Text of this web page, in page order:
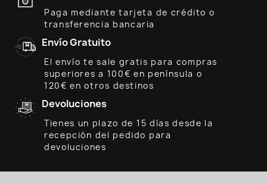
Paga mediante tarjeta de crédito o
transferencia bancaria
Envío Gratuito
El envío te sale gratis para compras
superiores a 100€ en península o
120€ en otros destinos
Devoluciones
Tienes un plazo de 15 días desde la
recepción del pedido para
devoluciones